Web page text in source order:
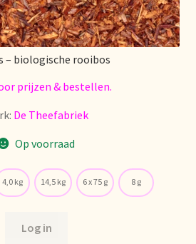
– biologische rooibos
prijzen & bestellen.
De Theefabriek
Op voorraad
4,0 kg 14,5 kg 6 x 75 g 8 g
Log in